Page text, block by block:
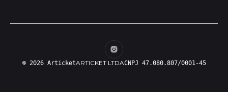
© 2026 ArticketARTICKET LTDACNPJ 47.080.807/0001-45